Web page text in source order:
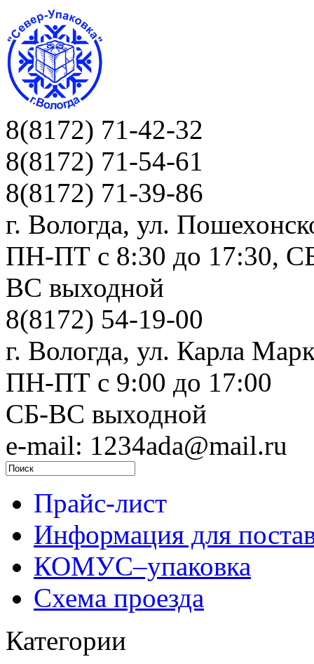
8(8172) 71-42-32
8(8172) 71-54-61
8(8172) 71-39-86
г. Вологда, ул.
ПН-ПТ c 8:30 до 17:30,
ВС выходной
8(8172) 54-19-00
г. Вологда, ул. Карла
ПН-ПТ c 9:00 до 17:00
СБ-ВС выходной
e-mail: 1234ada@mail.ru
Прайс-лист
Информация для
КОМУС–упаковка
Схема проезда
Категории